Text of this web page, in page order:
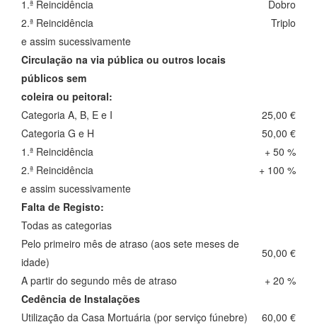
1.ª Reincidência
Dobro
2.ª Reincidência
Triplo
e assim sucessivamente
Circulação na via pública ou outros locais
públicos sem
coleira ou peitoral:
Categoria A, B, E e I
25,00 €
Categoria G e H
50,00 €
1.ª Reincidência
+ 50 %
2.ª Reincidência
+ 100 %
e assim sucessivamente
Falta de Registo:
Todas as categorias
Pelo primeiro mês de atraso (aos sete meses de
idade)
50,00 €
A partir do segundo mês de atraso
+ 20 %
Cedência de Instalações
Utilização da Casa Mortuária (por serviço fúnebre)
60,00 €